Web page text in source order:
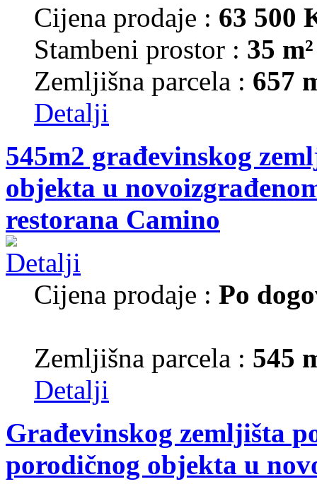
Cijena prodaje : 63 500
Stambeni prostor : 35 m²
Zemljišna parcela : 657
Detalji
545m2 građevinskog
objekta u
restorana Camino
Cijena prodaje : Po
Zemljišna parcela : 545
Detalji
Građevinskog zemljišta
porodičnog objekta u